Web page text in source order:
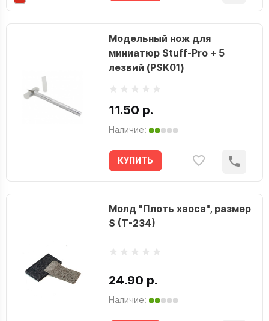
Модельный нож для
миниатюр Stuff-Pro + 5
лезвий (PSK01)
11.50 р.
Наличие:
КУПИТЬ
Молд "Плоть хаоса", размер
S (T-234)
24.90 р.
Наличие: